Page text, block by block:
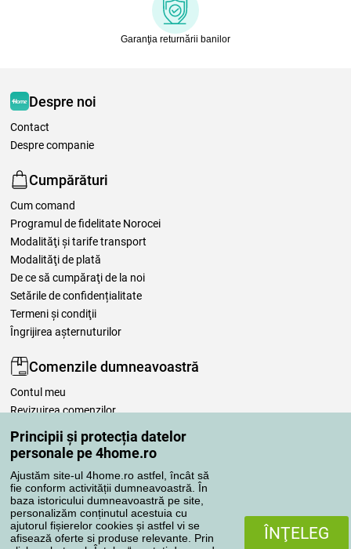
Principii și protecția datelor
personale pe 4home.ro
Ajustăm site-ul 4home.ro astfel, încât să
fie conform activității dumneavoastră. În
baza istoricului dumneavoastră pe site,
personalizăm conținutul acestuia cu
ajutorul fișierelor cookies și astfel vi se
afisează oferte si produse relevante. Prin
ÎNŢELEG
Garanţia returnării banilor
Despre noi
Contact
Despre companie
Cumpărături
Cum comand
Programul de fidelitate Norocei
Modalităţi şi tarife transport
Modalităţi de plată
De ce să cumpăraţi de la noi
Setările de confidențialitate
Termeni şi condiţii
Îngrijirea așternuturilor
Comenzile dumneavoastră
Contul meu
Revizuirea comenzilor
Reclamaţii
Retragere de la contract
Regulile de procesare a recenziilor
Metode de transport